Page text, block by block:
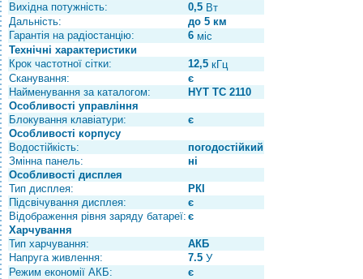
Вихідна потужність:
0,5 Вт
Дальність:
до 5 км
Гарантія на радіостанцію:
6 міс
Технічні характеристики
Крок частотної сітки:
12,5 кГц
Сканування:
є
Найменування за каталогом:
HYT TC 2110
Особливості управління
Блокування клавіатури:
є
Особливості корпусу
Водостійкість:
погодостійкий
Змінна панель:
ні
Особливості дисплея
Тип дисплея:
РКІ
Підсвічування дисплея:
є
Відображення рівня заряду батареї: є
Харчування
Тип харчування:
АКБ
Напруга живлення:
7.5 У
Режим економії АКБ:
є